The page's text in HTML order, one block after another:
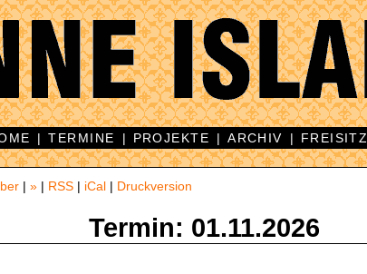
|TERMINE | PROJEKTE |ARCHIV | FREISITZ
| » | RSS | iCal | Druckversion
Termin: 01.11.2026